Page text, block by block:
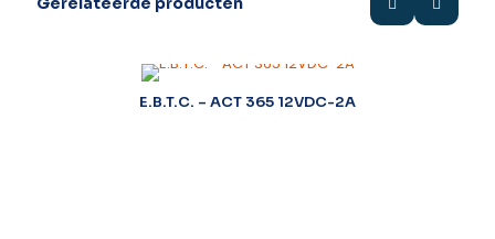
E.B.T.C. – ACT 365 12VDC-2A